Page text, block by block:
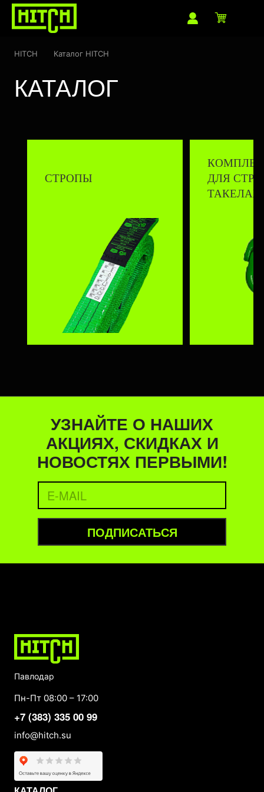
HITCH Каталог HITCH
КАТАЛОГ
СТРОПЫ
ДЛЯ
ТАКЕЛАЖ
УЗНАЙТЕ О НАШИХ
АКЦИЯХ, СКИДКАХ И
НОВОСТЯХ ПЕРВЫМИ!
ПОДПИСАТЬСЯ
Павлодар
Пн-Пт 08:00 – 17:00
+7 (383) 335 00 99
info@hitch.su